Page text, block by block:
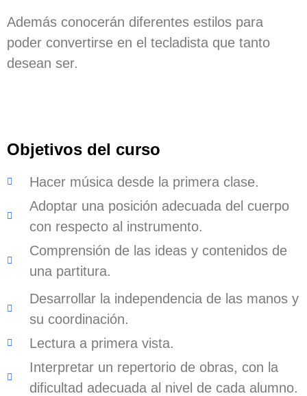
Además conocerán diferentes estilos para
poder convertirse en el tecladista que tanto
desean ser.
Objetivos del curso
Hacer música desde la primera clase.
Adoptar una posición adecuada del cuerpo
con respecto al instrumento.
Comprensión de las ideas y contenidos de
una partitura.
Desarrollar la independencia de las manos y
su coordinación.
Lectura a primera vista.
Interpretar un repertorio de obras, con la
dificultad adecuada al nivel de cada alumno.